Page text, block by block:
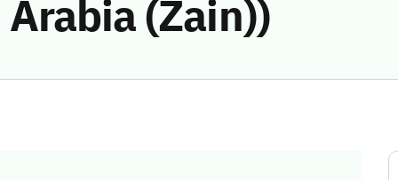
(Zain))